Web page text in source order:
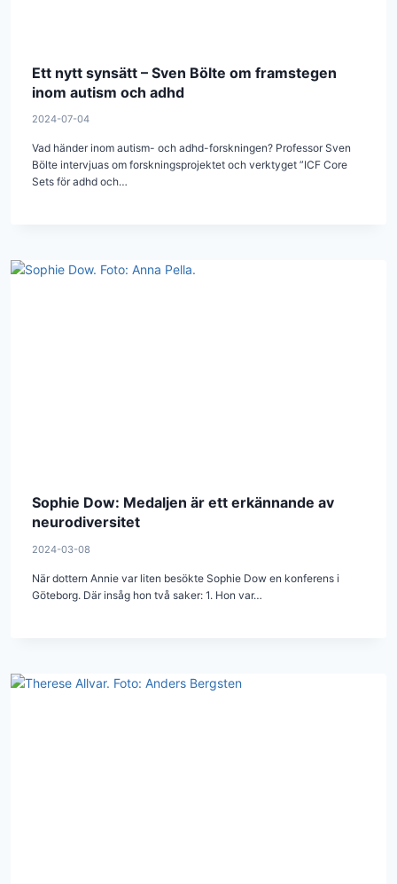
Ett nytt synsätt – Sven Bölte om framstegen
inom autism och adhd
2024-07-04
Vad händer inom autism- och adhd-forskningen? Professor Sven
Bölte intervjuas om forskningsprojektet och verktyget ”ICF Core
Sets för adhd och…
Sophie Dow: Medaljen är ett erkännande av
neurodiversitet
2024-03-08
När dottern Annie var liten besökte Sophie Dow en konferens i
Göteborg. Där insåg hon två saker: 1. Hon var…